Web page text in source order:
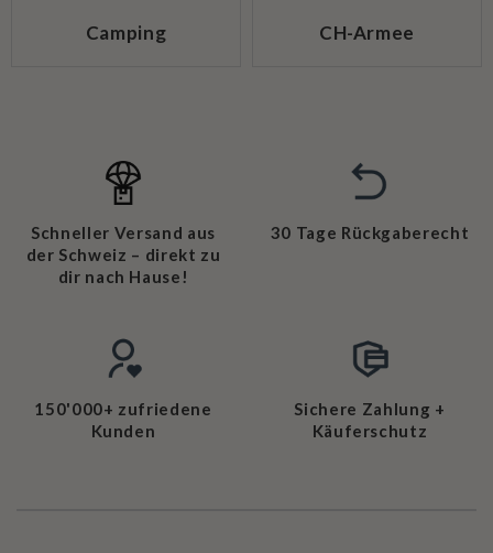
Camping CH-Armee
Schneller Versand aus
der Schweiz – direkt zu
dir nach Hause!
30 Tage Rückgaberecht
150'000+ zufriedene
Kunden
Sichere Zahlung +
Käuferschutz